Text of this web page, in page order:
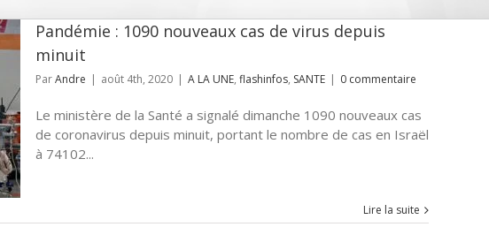
Pandémie : 1090 nouveaux cas de virus depuis
minuit
ParAndre | août 4th, 2020 | A LA UNE, flashinfos, SANTE | 0 commentaire
Le ministère de la Santé a signalé dimanche 1090 nouveaux cas
de coronavirus depuis minuit, portant le nombre de cas en Israël
à 74102...
Lire la suite